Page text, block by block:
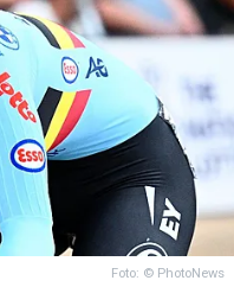
Foto: © PhotoNews